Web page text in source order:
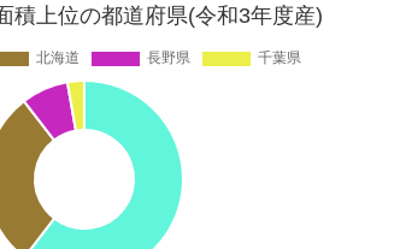
積上位の都道府県(令和3年度産)